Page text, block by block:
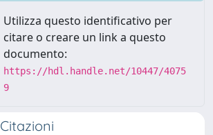
Utilizza questo identificativo per
citare o creare un link a questo
documento:
https://hdl.handle.net/10447/4075
9
Citazioni